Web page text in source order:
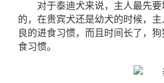
对于泰迪犬来说，主人最先
的，在贵宾犬还是幼犬的时候，
良的进食习惯，而且时间长了，
食习惯。